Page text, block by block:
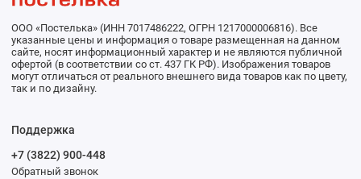
ООО «Постелька» (ИНН 7017486222, ОГРН 1217000006816). Все
указанные цены и информация о товаре размещенная на данном
сайте, носят информационный характер и не являются публичной
офертой (в соответствии со ст. 437 ГК РФ). Изображения товаров
могут отличаться от реального внешнего вида товаров как по цвету,
так и по дизайну.
Поддержка
+7 (3822) 900-448
Обратный звонок